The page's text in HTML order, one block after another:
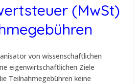
(MwSt)
von wissenschaftlichen
eigenwirtschaftlichen Ziele
Teilnahmegebühren keine